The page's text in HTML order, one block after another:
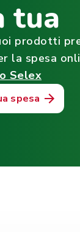
tua
prodotti
la spesa
Selex
spesa